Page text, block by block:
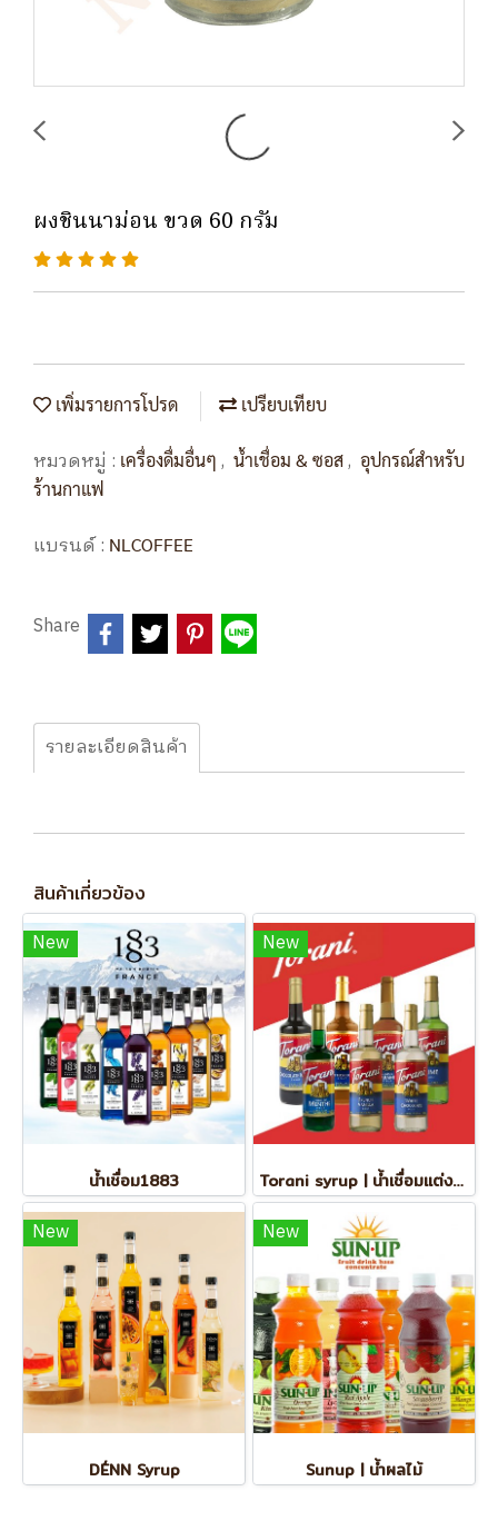
ผงชินนาม่อน ขวด 60 กรัม
เพิ่มรายการโปรด เปรียบเทียบ
หมวดหมู่ : เครื่องดื่มอื่นๆ , น้ำเชื่อม & ซอส, อุปกรณ์สำหรับ
ร้านกาแฟ
แบรนด์ : NLCOFFEE
Share
รายละเอียดสินค้า
สินค้าเกี่ยวข้อง
New
น้ำเชื่อม1883
New
Torani syrup | น้ำเชื่อมแต่งกลิ่น
New
DÉNN Syrup
New
Sunup | น้ำผลไม้